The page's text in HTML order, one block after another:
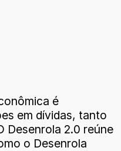
é
em dívidas, tanto
Desenrola 2.0 reúne
o Desenrola